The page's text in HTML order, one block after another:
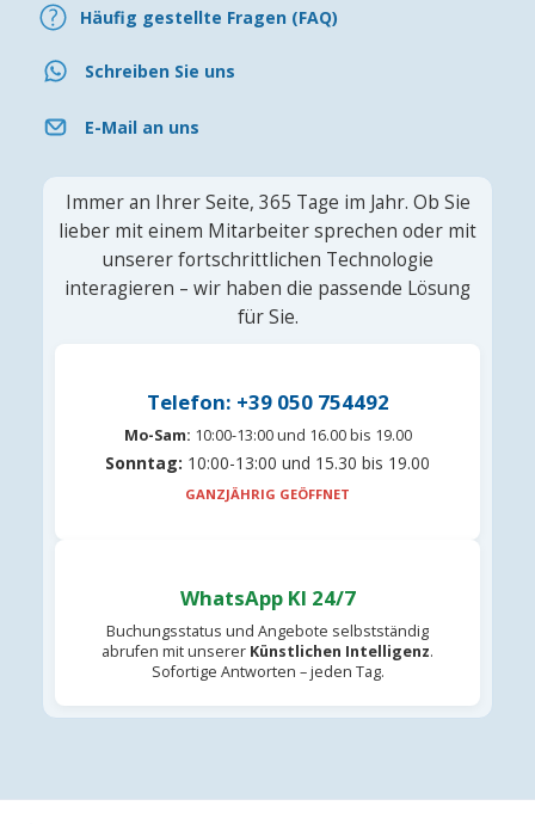
Häufig gestellte Fragen (FAQ)
Schreiben Sie uns
E-Mail an uns
Immer an Ihrer Seite, 365 Tage im Jahr. Ob Sie
lieber mit einem Mitarbeiter sprechen oder mit
unserer fortschrittlichen Technologie
interagieren – wir haben die passende Lösung
für Sie.
Telefon: +39 050 754492
Mo-Sam: 10:00-13:00 und 16.00 bis 19.00
Sonntag: 10:00-13:00 und 15.30 bis 19.00
GANZJÄHRIG GEÖFFNET
WhatsApp KI 24/7
Buchungsstatus und Angebote selbstständig
abrufen mit unserer Künstlichen Intelligenz.
Sofortige Antworten – jeden Tag.